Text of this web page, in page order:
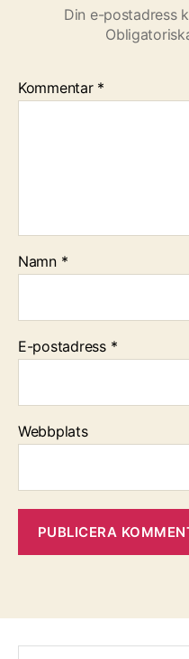
Din e-postadress
Kommentar *
Namn *
E-postadress *
Webbplats